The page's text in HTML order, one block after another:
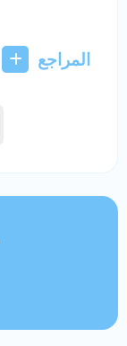
المراجع